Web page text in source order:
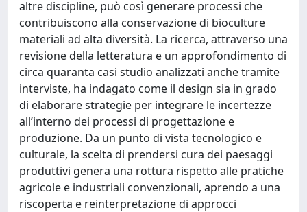
altre discipline, può così generare processi che
contribuiscono alla conservazione di bioculture
materiali ad alta diversità. La ricerca, attraverso una
revisione della letteratura e un approfondimento di
circa quaranta casi studio analizzati anche tramite
interviste, ha indagato come il design sia in grado
di elaborare strategie per integrare le incertezze
all’interno dei processi di progettazione e
produzione. Da un punto di vista tecnologico e
culturale, la scelta di prendersi cura dei paesaggi
produttivi genera una rottura rispetto alle pratiche
agricole e industriali convenzionali, aprendo a una
riscoperta e reinterpretazione di approcci